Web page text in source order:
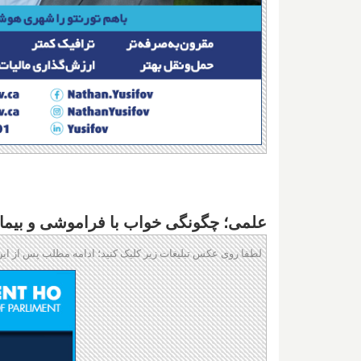
علمی؛ چگونگی خواب با فراموشی و
لطفا روی عکس تبلیغات زیر کلیک کنید؛ ادامه مطلب پس از